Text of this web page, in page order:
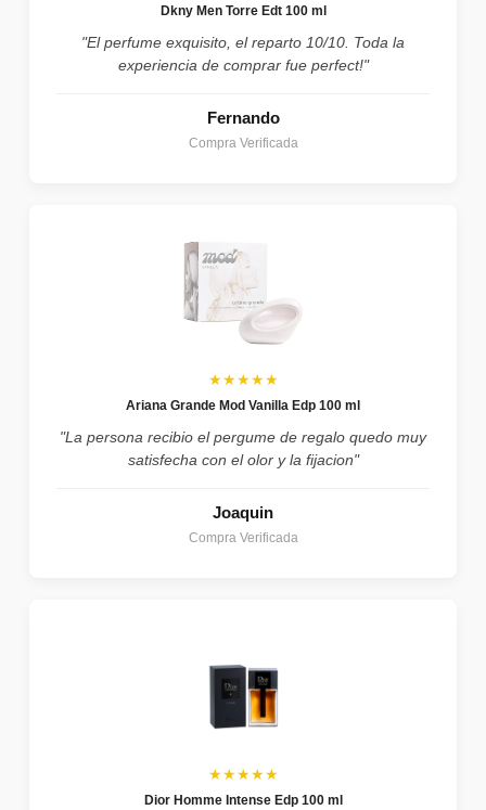
Dkny Men Torre Edt 100 ml
"El perfume exquisito, el reparto 10/10. Toda la
experiencia de comprar fue perfect!"
Fernando
Compra Verificada
★★★★★
Ariana Grande Mod Vanilla Edp 100 ml
"La persona recibio el pergume de regalo quedo muy
satisfecha con el olor y la fijacion"
Joaquin
Compra Verificada
★★★★★
Dior Homme Intense Edp 100 ml